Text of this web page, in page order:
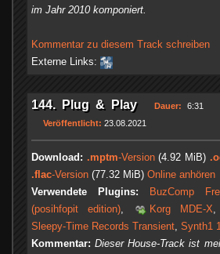
im Jahr 2010 komponiert.
Kommentar zu diesem Track schreiben
Externe Links:
144. Plug & Play Dauer: 6:31
Veröffentlicht: 23.08.2021
Download: .mptm-Version(4.92 MiB)
.flac-Version (77.32 MiB) Online anhören
Verwendete Plugins:
BuzComp
(posihfopit edition), Korg MDE-X,
Sleepy-Time Records Transient, Synth1
Kommentar: Dieser House-Track ist